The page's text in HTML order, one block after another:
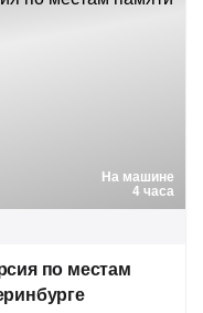
На машине
4 часа
по местам